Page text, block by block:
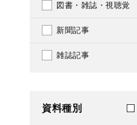
図書・雑誌・視聴覚
新聞記事
雑誌記事
資料種別